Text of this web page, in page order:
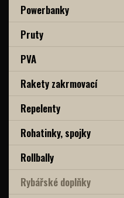
Powerbanky
Pruty
PVA
Rakety zakrmovací
Repelenty
Rohatinky, spojky
Rollbally
Rybářské doplňky